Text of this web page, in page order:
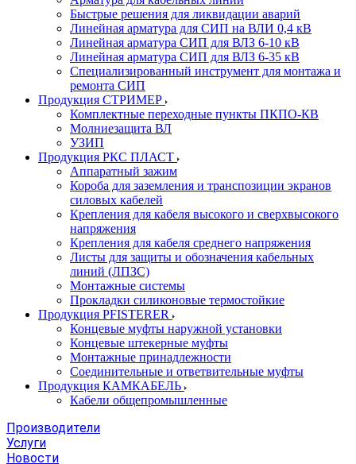
Быстрые решения для ликвидации аварий
Линейная арматура для СИП на ВЛИ 0,4 кВ
Линейная арматура СИП для ВЛЗ 6-10 кВ
Линейная арматура СИП для ВЛЗ 6-35 кВ
Специализированный инструмент для монтажа и
ремонта СИП
Продукция СТРИМЕР
Комплектные переходные пункты ПКПО-КВ
Молниезащита ВЛ
УЗИП
Продукция РКС ПЛАСТ
Аппаратный зажим
Короба для заземления и транспозиции экранов
силовых кабелей
Крепления для кабеля высокого и сверхвысокого
напряжения
Крепления для кабеля среднего напряжения
Листы для защиты и обозначения кабельных
линий (ЛПЗС)
Монтажные системы
Прокладки силиконовые термостойкие
Продукция PFISTERER
Концевые муфты наружной установки
Концевые штекерные муфты
Монтажные принадлежности
Соединительные и ответвительные муфты
Продукция КАМКАБЕЛЬ
Кабели общепромышленные
Производители
Услуги
Новости